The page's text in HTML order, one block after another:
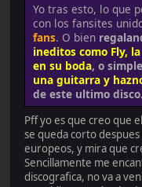
Yo tras esto, lo que
con los fansites
fans. O bien
ineditos como Fly,
en su boda, o
una guitarra y
de este ultimo disco.
Pff yo es que creo que
se queda corto
europeos, y mira que
Sencillamente me
discografica, no va a